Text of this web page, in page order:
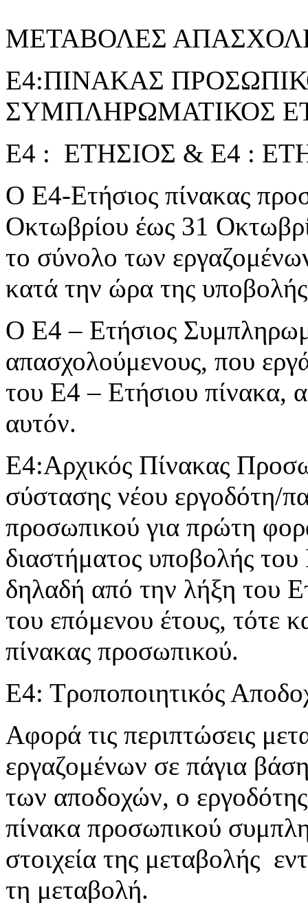
ΜΕΤΑΒΟΛΕΣ
Ε4:ΠΙΝΑΚΑΣ
ΣΥΜΠΛΗΡΩΜΑΤΙΚΟΣ
Ε4 : ΕΤΗΣΙΟΣ & Ε4 :
Ο Ε4-Ετήσιος πίνακας
Οκτωβρίου έως 31
το σύνολο των
κατά την ώρα της
Ο Ε4 – Ετήσιος
απασχολούμενους, που
του Ε4 – Ετήσιου πίνακα,
αυτόν.
Ε4:Αρχικός Πίνακας
σύστασης νέου εργοδότη/
προσωπικού για πρώτη
διαστήματος υποβολής
δηλαδή από την λήξη του
του επόμενου έτους, τότε
πίνακας προσωπικού.
Ε4: Τροποποιητικός
Αφορά τις περιπτώσεις
εργαζομένων σε πάγια
των αποδοχών, ο
πίνακα προσωπικού
στοιχεία της μεταβολής
τη μεταβολή.